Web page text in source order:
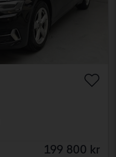
199 800 kr